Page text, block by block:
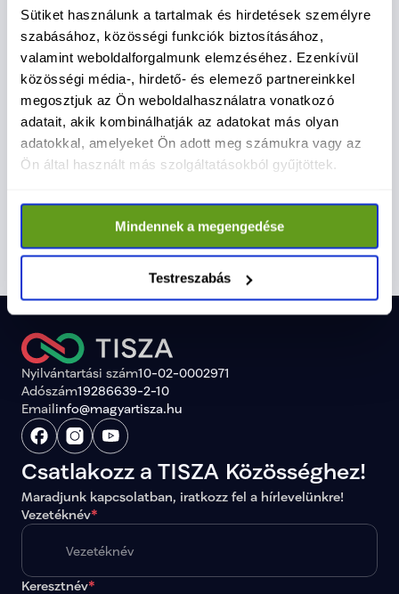
Sütiket használunk a tartalmak és hirdetések személyre
szabásához, közösségi funkciók biztosításához,
valamint weboldalforgalmunk elemzéséhez. Ezenkívül
közösségi média-, hirdető- és elemező partnereinkkel
megosztjuk az Ön weboldalhasználatra vonatkozó
adatait, akik kombinálhatják az adatokat más olyan
adatokkal, amelyeket Ön adott meg számukra vagy az
Ön által használt más szolgáltatásokból gyűjtöttek.
Mindennek a megengedése
Testreszabás
Nézz meg többet
Most minden vélemény
számít - társadalmi
egyeztetés indult az
Alaptörvény módosításáról
Június 27-ig bárki elmondhatja véleményét
az Alaptörvény 17. módosításáról, mert a
közös döntések alapja a valódi társadalmi
TISZA
Nyilvántartási szám10-02-0002971
Adószám19286639-2-10
Emailinfo@magyartisza.hu
Csatlakozz a TISZA Közösséghez!
Maradjunk kapcsolatban, iratkozz fel a hírlevelünkre!
Vezetéknév*
Keresztnév*